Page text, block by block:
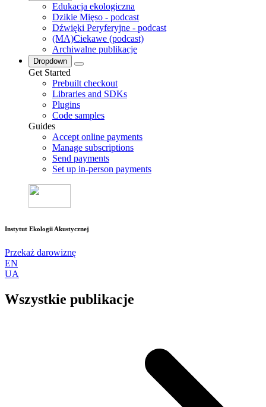
Edukacja ekologiczna
Dzikie Mięso - podcast
Dźwięki Peryferyjne - podcast
(MA)Ciekawe (podcast)
Archiwalne publikacje
Dropdown
Get Started
Prebuilt checkout
Libraries and SDKs
Plugins
Code samples
Guides
Accept online payments
Manage subscriptions
Send payments
Set up in-person payments
Instytut Ekologii Akustycznej
Przekaż darowiznę
EN
UA
Wszystkie publikacje